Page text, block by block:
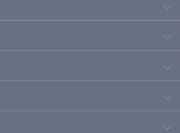
на итальянском языке
на немецком языке
по Москве на польском
по Москве для москвичей